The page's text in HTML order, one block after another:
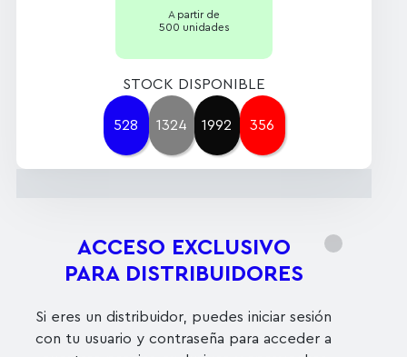
A partir de
500 unidades
STOCK DISPONIBLE
528 1324 1992 356
ACCESO EXCLUSIVO
PARA DISTRIBUIDORES
Si eres un distribuidor, puedes iniciar sesión
con tu usuario y contraseña para acceder a